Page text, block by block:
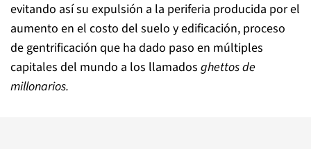
evitando así su expulsión a la periferia producida por el
aumento en el costo del suelo y edificación, proceso
de gentrificación que ha dado paso en múltiples
capitales del mundo a los llamados ghettos de
millonarios.